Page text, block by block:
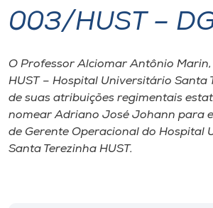
I.nova
Diplomados
Cultura
003/HUST –
O Professor Alciomar Antônio
HUST – Hospital Universitário Santa
de suas atribuições regimentais
nomear Adriano José Johann para
de Gerente Operacional do Hospital
Santa Terezinha HUST.